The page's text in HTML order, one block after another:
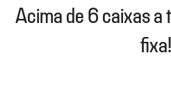
Acima de 6 caixas a
fixa!